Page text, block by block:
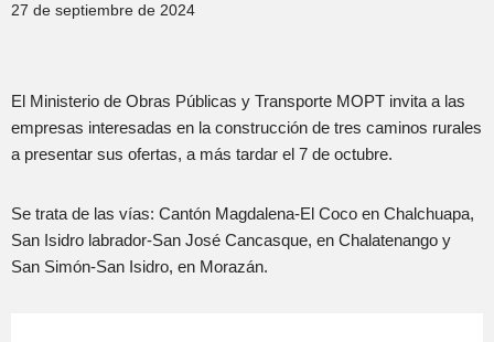
27 de septiembre de 2024
El Ministerio de Obras Públicas y Transporte MOPT invita a las
empresas interesadas en la construcción de tres caminos rurales
a presentar sus ofertas, a más tardar el 7 de octubre.
Se trata de las vías: Cantón Magdalena-El Coco en Chalchuapa,
San Isidro labrador-San José Cancasque, en Chalatenango y
San Simón-San Isidro, en Morazán.